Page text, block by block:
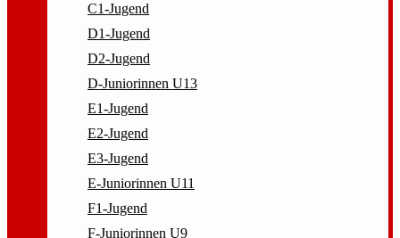
C1-Jugend
D1-Jugend
D2-Jugend
D-Juniorinnen U13
E1-Jugend
E2-Jugend
E3-Jugend
E-Juniorinnen U11
F1-Jugend
F-Juniorinnen U9